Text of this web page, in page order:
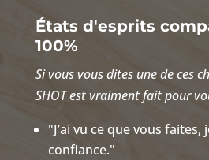
États d'esprits
100%
Si vous vous dites une de ces
SHOT est vraiment fait pour
"J’ai vu ce que vous faites,
confiance."